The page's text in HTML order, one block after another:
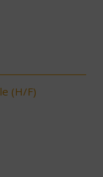
(H/F)